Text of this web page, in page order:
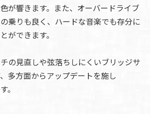
が響きます。また、オーバードライブ
乗りも良く、ハードな音楽でも存分に
ができます。
の見直しや弦落ちしにくいブリッジサ
多方面からアップデートを施し
。